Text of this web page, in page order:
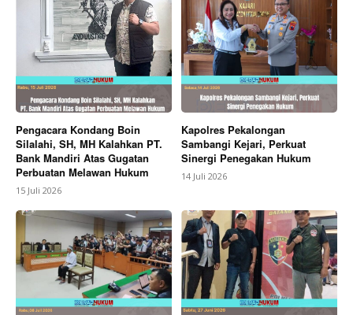
Pengacara Kondang Boin
Silalahi, SH, MH Kalahkan PT.
Bank Mandiri Atas Gugatan
Perbuatan Melawan Hukum
15 Juli 2026
Kapolres Pekalongan
Sambangi Kejari, Perkuat
Sinergi Penegakan Hukum
14 Juli 2026